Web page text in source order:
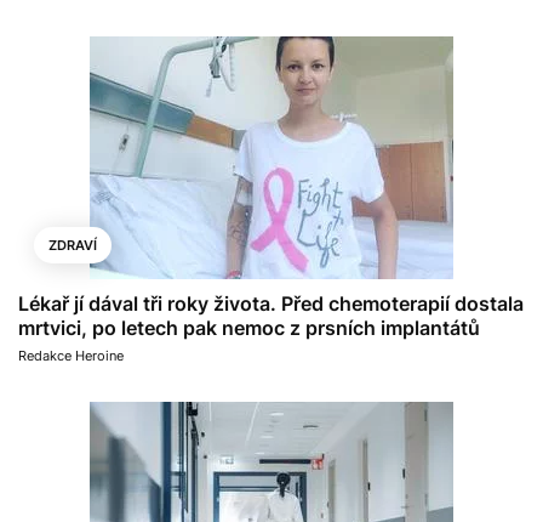
ZDRAVÍ
Lékař jí dával tři roky života. Před chemoterapií dostala
mrtvici, po letech pak nemoc z prsních implantátů
Redakce Heroine